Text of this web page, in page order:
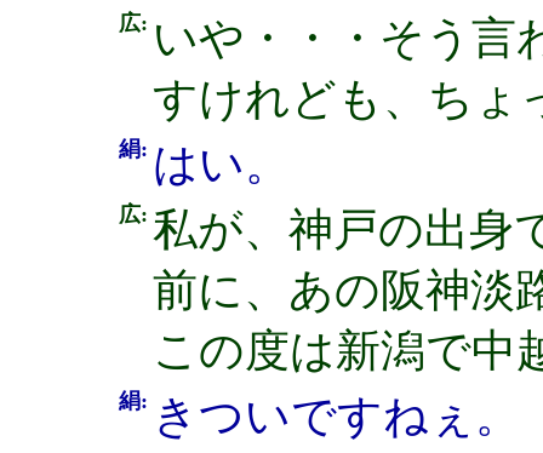
広: いや・・・そう言
すけれども、ちょ
絹: はい。
広: 私が、神戸の出身
前に、あの阪神淡
この度は新潟で中
絹: きついですねぇ。